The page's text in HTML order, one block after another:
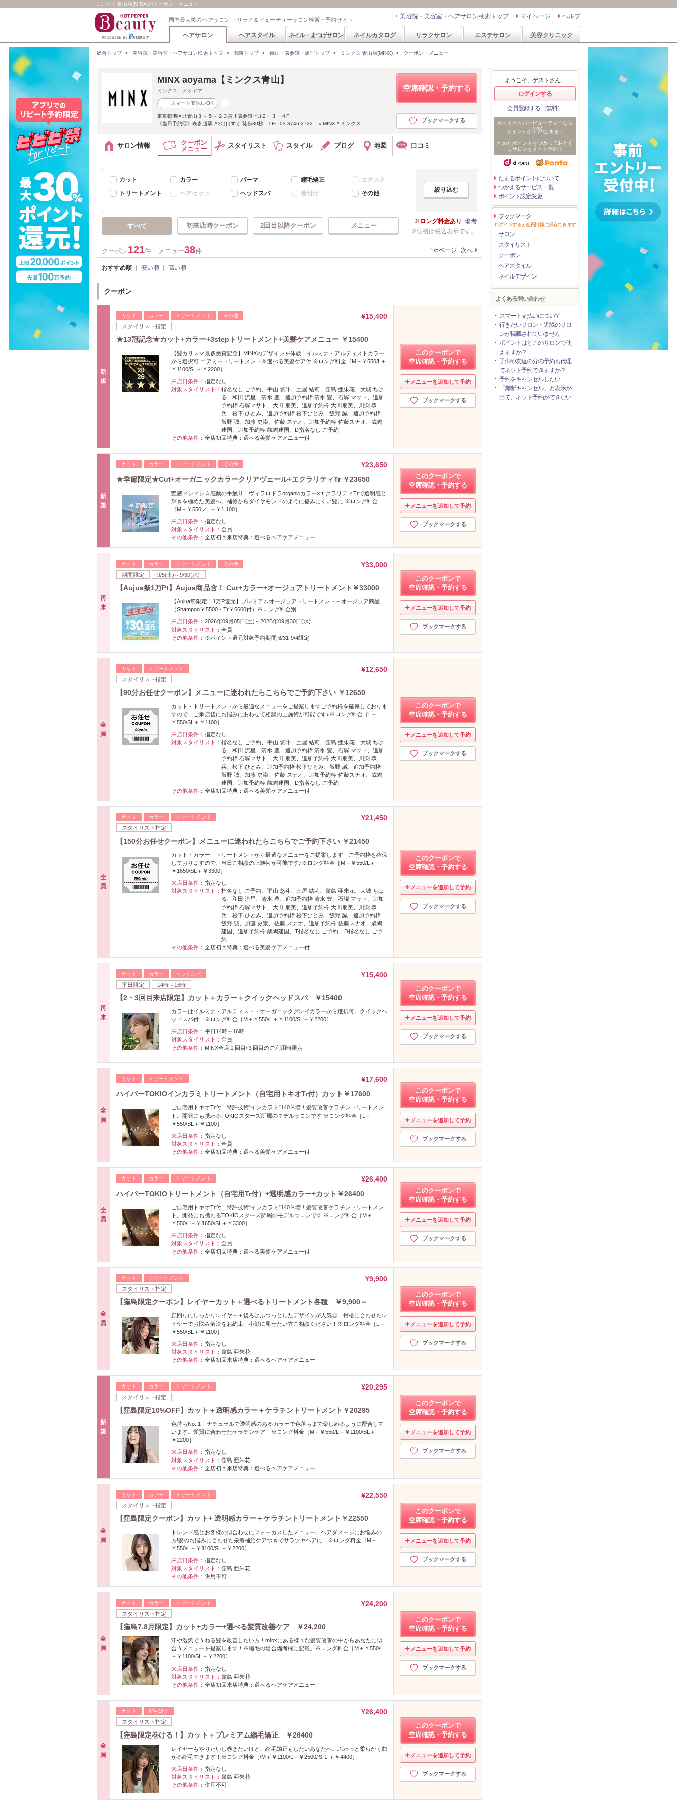
ミンクス 青山店(MINX)のクーポン・メニュー
国内最大級のヘアサロン ・リラク＆ビューティーサロン検索・予約サイト ヘルプ
マイページ
美容院・美容室・ヘアサロン検索トップ
ヘアサロン ヘアスタイル ネイル・まつげサロン ネイルカタログ リラクサロン エステサロン 美容クリニック
総合トップ> 美容院・美容室・ヘアサロン検索トップ> 関東トップ> 青山・表参道・原宿トップ> ミンクス 青山店(MINX) > クーポン・メニュー
空席確認・予約する
ブックマークする
MINX aoyama【ミンクス青山】
ミンクス アオヤマ
スマート支払いOK
東京都港区北青山３－５－２３吉川表参道ビル2・３・４F
《当日予約◎》表参道駅 A3出口すぐ 徒歩30秒 TEL 03-3746-2722 ＃MINX＃ミンクス
サロン情報
クーポン
メニュー
スタイリスト スタイル ブログ 地図 口コミ
カット カラー パーマ 縮毛矯正
エクステ
トリートメント
ヘアセット ヘッドスパ 着付け その他
すべて 初来店時クーポン 2回目以降クーポン メニュー
ロング料金あり 備考
価格は税込表示です。
クーポン121件 メニュー38件 1/5ページ 次へ
おすすめ順 ｜ 安い順 ｜ 高い順
クーポン
新
規
カット カラー トリートメント その他
スタイリスト指定
¥15,400
★13冠記念★カット+カラー+3stepトリートメント+美髪ケアメニュー ￥15400
【髪カリスマ最多受賞記念】MINXのデザインを体験！イルミナ・アルティストカラー
から選択可 コアミートリートメント＆選べる美髪ケア付 ※ロング料金［M＋￥550/L＋
￥1100/SL＋￥2200］
来店日条件： 指定なし
対象スタイリスト： 指名なし ご予約、平山 悠斗、土屋 結莉、窪島 亜朱花、大城 ちは
る、和田 流星、清水 豊、追加予約枠 清水 豊、石塚 マサト、追加
予約枠 石塚マサト、大田 朋美、追加予約枠 大田朋美、川渕 恭
兵、松下 ひとみ、追加予約枠 松下ひとみ、飯野 誠、追加予約枠
飯野 誠、加藤 史崇、佐藤 スナオ、追加予約枠 佐藤スナオ、歳嶋
建国、追加予約枠 歳嶋建国、D指名なし ご予約
その他条件： 全店初回特典：選べる美髪ケアメニュー付
このクーポンで
空席確認・予約する
メニューを追加して予約
ブックマークする
新
規
カット カラー トリートメント その他
¥23,650
★季節限定★Cut+オーガニックカラークリアヴェール+エクラリティTr ￥23650
艶感マシマシ☆感動の手触り！ヴィラロドラorganicカラー×エクラリティTrで透明感と
輝きを極めた美髪へ。補修からダイヤモンドのように傷みにくい髪に ※ロング料金
［M＋￥550／L＋￥1,100］
来店日条件： 指定なし
対象スタイリスト： 全員
その他条件： 全店初回来店特典：選べるヘアケアメニュー
このクーポンで
空席確認・予約する
メニューを追加して予約
ブックマークする
再
来
カット カラー トリートメント その他
期間限定 9/5(土)～9/30(水)
¥33,000
【Aujua祭1万Pt】Aujua商品含！ Cut+カラー+オージュアトリートメント￥33000
【Aujua祭限定！1万P還元】プレミアムオージュアトリートメント＋オージュア商品
（Shampoo￥5500・Tr￥6600付）※ロング料金別
来店日条件： 2026年09月05日(土)～2026年09月30日(水)
対象スタイリスト： 全員
その他条件： ※ポイント還元対象予約期間 8/31-9/4限定
このクーポンで
空席確認・予約する
メニューを追加して予約
ブックマークする
全
員
カット トリートメント
スタイリスト指定
¥12,650
【90分お任せクーポン】メニューに迷われたらこちらでご予約下さい ￥12650
カット・トリートメントから最適なメニューをご提案しますご予約枠を確保しておりま
すので、ご来店後にお悩みにあわせて相談の上施術が可能です♪※ロング料金［L＋
￥550/SL＋￥1100］
来店日条件： 指定なし
対象スタイリスト： 指名なし ご予約、平山 悠斗、土屋 結莉、窪島 亜朱花、大城 ちは
る、和田 流星、清水 豊、追加予約枠 清水 豊、石塚 マサト、追加
予約枠 石塚マサト、大田 朋美、追加予約枠 大田朋美、川渕 恭
兵、松下 ひとみ、追加予約枠 松下ひとみ、飯野 誠、追加予約枠
飯野 誠、加藤 史崇、佐藤 スナオ、追加予約枠 佐藤スナオ、歳嶋
建国、追加予約枠 歳嶋建国、D指名なし ご予約
その他条件： 全店初回特典：選べる美髪ケアメニュー付
このクーポンで
空席確認・予約する
メニューを追加して予約
ブックマークする
全
員
カット カラー トリートメント
スタイリスト指定
¥21,450
【150分お任せクーポン】メニューに迷われたらこちらでご予約下さい ￥21450
カット・カラー・トリートメントから最適なメニューをご提案します ご予約枠を確保
しておりますので、当日ご相談の上施術が可能です♪※ロング料金［M＋￥550/L＋
￥1650/SL＋￥3300］
来店日条件： 指定なし
対象スタイリスト： 指名なし ご予約、平山 悠斗、土屋 結莉、窪島 亜朱花、大城 ちは
る、和田 流星、清水 豊、追加予約枠 清水 豊、石塚 マサト、追加
予約枠 石塚マサト、大田 朋美、追加予約枠 大田朋美、川渕 恭
兵、松下 ひとみ、追加予約枠 松下ひとみ、飯野 誠、追加予約枠
飯野 誠、加藤 史崇、佐藤 スナオ、追加予約枠 佐藤スナオ、歳嶋
建国、追加予約枠 歳嶋建国、T指名なし ご予約、D指名なし ご予
約
その他条件： 全店初回特典：選べる美髪ケアメニュー付
このクーポンで
空席確認・予約する
メニューを追加して予約
ブックマークする
再
来
カット カラー ヘッドスパ
平日限定 14時～16時
¥15,400
【2・3回目来店限定】カット＋カラー＋クイックヘッドスパ ￥15400
カラーはイルミナ・アルティスト・オーガニックグレイカラーから選択可。クイックヘ
ッドスパ付 ※ロング料金［M＋￥550/L＋￥1100/SL＋￥2200］
来店日条件： 平日14時～16時
対象スタイリスト： 全員
その他条件： MINX全店２回目/３回目のご利用時限定
このクーポンで
空席確認・予約する
メニューを追加して予約
ブックマークする
全
員
カット トリートメント
¥17,600
ハイパーTOKIOインカラミトリートメント（自宅用トキオTr付）カット￥17600
ご自宅用トキオTr付！特許技術“インカラミ”140％増！髪質改善ケラチントリートメン
ト。開発にも携わるTOKIOスターズ所属のモデルサロンです ※ロング料金［L＋
￥550/SL＋￥1100］
来店日条件： 指定なし
対象スタイリスト： 全員
その他条件： 全店初回特典：選べる美髪ケアメニュー付
このクーポンで
空席確認・予約する
メニューを追加して予約
ブックマークする
全
員
カット カラー トリートメント
¥26,400
ハイパーTOKIOトリートメント（自宅用Tr付）+透明感カラー+カット￥26400
ご自宅用トキオTr付！特許技術“インカラミ”140％増！髪質改善ケラチントリートメン
ト。開発にも携わるTOKIOスターズ所属のモデルサロンです ※ロング料金［M＋
￥550/L＋￥1650/SL＋￥3300］
来店日条件： 指定なし
対象スタイリスト： 全員
その他条件： 全店初回特典：選べる美髪ケアメニュー付
このクーポンで
空席確認・予約する
メニューを追加して予約
ブックマークする
全
員
カット トリートメント
スタイリスト指定
¥9,900
【窪島限定クーポン】レイヤーカット＋選べるトリートメント各種 ￥9,900～
顔回りにしっかりレイヤー＋後ろはぷつっとしたデザインが人気◎ 骨格に合わせたレ
イヤーでお悩み解決をお約束！小顔に見せたい方ご相談ください！※ロング料金［L＋
￥550/SL＋￥1100］
来店日条件： 指定なし
対象スタイリスト： 窪島 亜朱花
その他条件： 全店初回来店特典：選べるヘアケアメニュー
このクーポンで
空席確認・予約する
メニューを追加して予約
ブックマークする
新
規
カット カラー トリートメント
スタイリスト指定
¥20,295
【窪島限定10%OFF】カット＋透明感カラー＋ケラチントリートメント￥20295
色持ちNo. 1！ナチュラルで透明感のあるカラーで色落ちまで楽しめるように配合して
います。髪質に合わせたケラチンケア！※ロング料金［M＋￥550/L＋￥1100/SL＋
￥2200］
来店日条件： 指定なし
対象スタイリスト： 窪島 亜朱花
その他条件： 全店初回来店特典：選べるヘアケアメニュー
このクーポンで
空席確認・予約する
メニューを追加して予約
ブックマークする
全
員
カット カラー トリートメント
スタイリスト指定
¥22,550
【窪島限定クーポン】カット+ 透明感カラー＋ケラチントリートメント￥22550
トレンド感とお客様の似合わせにフォーカスしたメニュー。ヘアダメージにお悩みの
方!髪のお悩みに合わせた栄養補給ケアつきでサラツヤヘアに！※ロング料金［M＋
￥550/L＋￥1100/SL＋￥2200］
来店日条件： 指定なし
対象スタイリスト： 窪島 亜朱花
その他条件： 併用不可
このクーポンで
空席確認・予約する
メニューを追加して予約
ブックマークする
全
員
カット カラー トリートメント
スタイリスト指定
¥24,200
【窪島7.8月限定】カット+カラー+選べる髪質改善ケア ￥24,200
汗や湿気でうねる髪を改善したい方！minxにある様々な髪質改善の中からあなたに似
合うメニューを提案します！※縮毛の場合備考欄に記載。※ロング料金［M＋￥550/L
＋￥1100/SL＋￥2200］
来店日条件： 指定なし
対象スタイリスト： 窪島 亜朱花
その他条件： 全店初回来店特典：選べるヘアケアメニュー
このクーポンで
空席確認・予約する
メニューを追加して予約
ブックマークする
全
員
カット 縮毛矯正
スタイリスト指定
¥26,400
【窪島限定巻ける！】カット＋プレミアム縮毛矯正 ￥26400
レイヤーもやりたいし巻きたいけど、縮毛矯正もしたいあなたへ。ふわっと柔らかく曲
がる縮毛できます！※ロング料金［/M＋￥1100/L＋￥2500/ＳＬ＋￥4400］
来店日条件： 指定なし
対象スタイリスト： 窪島 亜朱花
その他条件： 併用不可
このクーポンで
空席確認・予約する
メニューを追加して予約
ブックマークする
ようこそ、ゲストさん。
ログインする
会員登録する（無料）
ホットペッパービューティーなら
ポイントが1%たまる！
ためたポイントをつかっておとく
にサロンをネット予約！
たまるポイントについて
つかえるサービス一覧
ポイント設定変更
ブックマーク
ログインすると会員情報に保存できます
サロン
スタイリスト
クーポン
ヘアスタイル
ネイルデザイン
よくある問い合わせ
スマート支払いについて
行きたいサロン・近隣のサロ
ンが掲載されていません
ポイントはどこのサロンで使
えますか？
子供や友達の分の予約も代理
でネット予約できますか？
予約をキャンセルしたい
「無断キャンセル」と表示が
出て、ネット予約ができない